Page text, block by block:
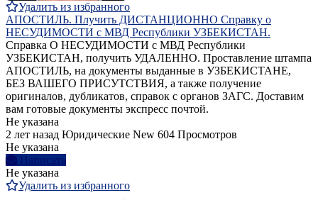
Удалить из избранного
АПОСТИЛЬ. Плучить ДИСТАНЦИОННО Справку о
НЕСУДИМОСТИ с МВД Республики УЗБЕКИСТАН.
Справка О НЕСУДИМОСТИ с МВД Республики
УЗБЕКИСТАН, получить УДАЛЕННО. Проставление штампа
АПОСТИЛЬ, на документы выданные в УЗБЕКИСТАНЕ,
БЕЗ ВАШЕГО ПРИСУТСТВИЯ, а также получение
оригиналов, дубликатов, справок с органов ЗАГС. Доставим
вам готовые документы экспресс почтой.
Не указана
2 лет назад Юридические New 604 Просмотров
Не указана
Написать
Не указана
Удалить из избранного